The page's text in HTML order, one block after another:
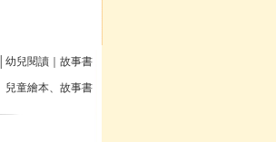
幼兒閱讀 故事書
兒童繪本、故事書